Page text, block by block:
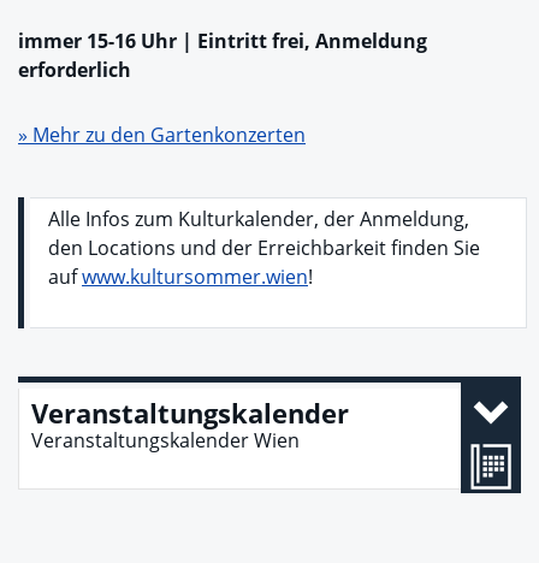
immer 15-16 Uhr | Eintritt frei, Anmeldung
erforderlich
» Mehr zu den Gartenkonzerten
Alle Infos zum Kulturkalender, der Anmeldung,
den Locations und der Erreichbarkeit finden Sie
aufwww.kultursommer.wien!
Veranstaltungskalender
Veranstaltungskalender Wien